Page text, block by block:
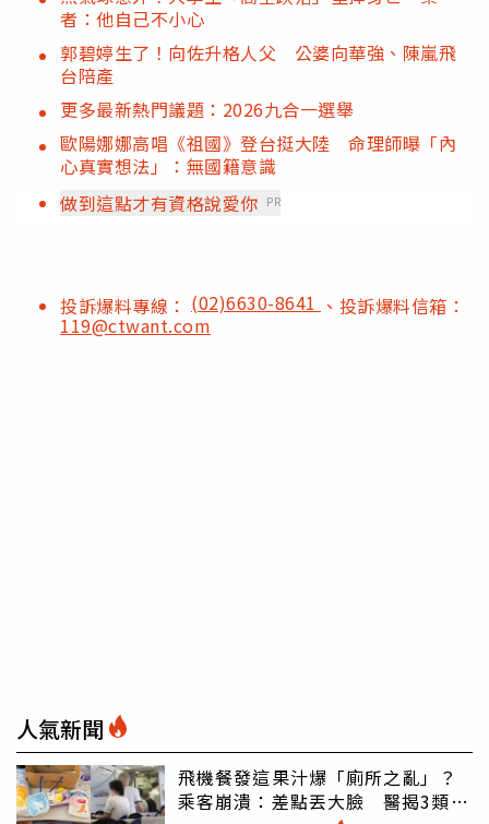
者：他自己不小心
郭碧婷生了！向佐升格人父 公婆向華強、陳嵐飛
台陪產
更多最新熱門議題：2026九合一選舉
歐陽娜娜高唱《祖國》登台挺大陸 命理師曝「內
心真實想法」：無國籍意識
做到這點才有資格說愛你 PR
投訴爆料專線： (02)6630-8641 、投訴爆料信箱：
119@ctwant.com
人氣新聞
飛機餐發這果汁爆「廁所之亂」？
乘客崩潰：差點丟大臉 醫揭3類人